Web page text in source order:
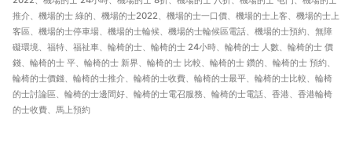
推介、 機場的士 綠的、 機場的士2022、 機場的士一口價、 機場的士上客、 機場的士上
客區、 機場的士停車場、 機場的士輪候、 機場的士輪候區電話、 機場的士預約、 無障
礙環境、 福特、 福祉車、 輪椅的士、 輪椅的士 24小時、 輪椅的士 人數、 輪椅的士 價
錢、 輪椅的士 平、 輪椅的士 新界、 輪椅的士 比較、 輪椅的士 鑽的、 輪椅的士 預約、
輪椅的士價錢、 輪椅的士推介、 輪椅的士收費、 輪椅的士最平、 輪椅的士比較、 輪椅
的士討論區、 輪椅的士邊間好、 輪椅的士電召服務、 輪椅的士電話、 香港、 香港輪椅
的士收費、 馬上預約